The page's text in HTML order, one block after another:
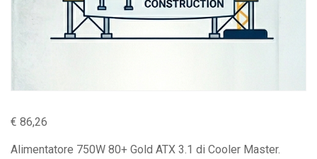
€ 86,26
Alimentatore 750W 80+ Gold ATX 3.1 di Cooler Master.